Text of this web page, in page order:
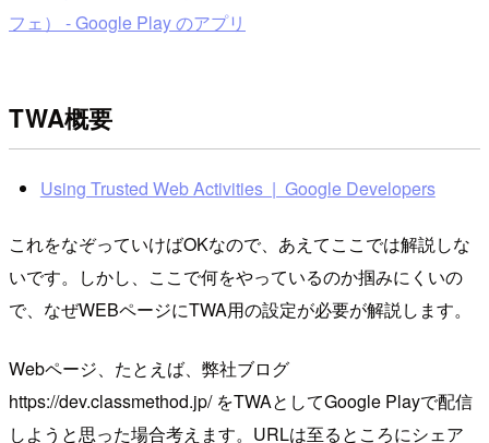
フェ） - Google Play のアプリ
TWA概要
Using Trusted Web Activities | Google Developers
これをなぞっていけばOKなので、あえてここでは解説しな
いです。しかし、ここで何をやっているのか掴みにくいの
で、なぜWEBページにTWA用の設定が必要が解説します。
Webページ、たとえば、弊社ブログ
https://dev.classmethod.jp/ をTWAとしてGoogle Playで配信
しようと思った場合考えます。URLは至るところにシェア